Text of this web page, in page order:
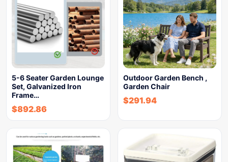
5-6 Seater Garden Lounge
Set, Galvanized Iron
Frame…
$892.86
Outdoor Garden Bench ,
Garden Chair
$291.94